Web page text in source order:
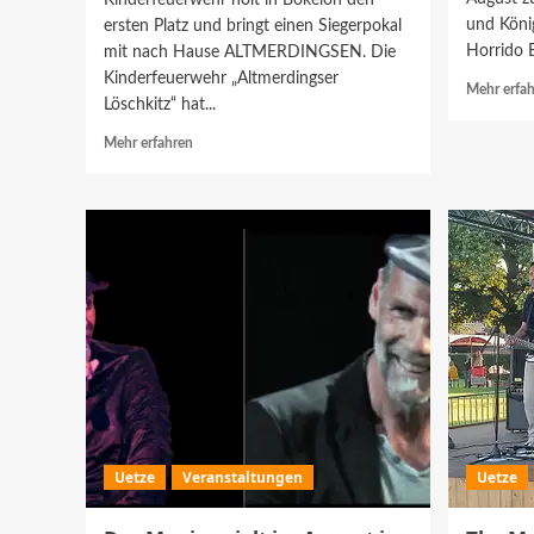
ersten Platz und bringt einen Siegerpokal
mit nach Hause ALTMERDINGSEN. Die
Kinderfeuerwehr „Altmerdingser
Löschkitz“ hat...
Mehr erfahren
Altmerdingser
Löschkitz
und
Horrido
Mehr
Uetze Veranstaltungen Uetze